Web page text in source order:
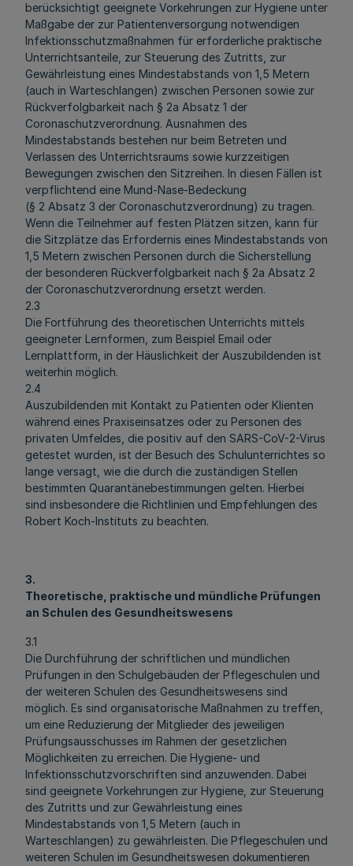
berücksichtigt geeignete Vorkehrungen zur Hygiene unter
Maßgabe der zur Patientenversorgung notwendigen
Infektionsschutzmaßnahmen für erforderliche praktische
Unterrichtsanteile, zur Steuerung des Zutritts, zur
Gewährleistung eines Mindestabstands von 1,5 Metern
(auch in Warteschlangen) zwischen Personen sowie zur
Rückverfolgbarkeit nach § 2a Absatz 1 der
Coronaschutzverordnung. Ausnahmen des
Mindestabstands bestehen nur beim Betreten und
Verlassen des Unterrichtsraums sowie kurzzeitigen
Bewegungen zwischen den Sitzreihen. In diesen Fällen ist
verpflichtend eine Mund-Nase-Bedeckung
(§ 2 Absatz 3 der Coronaschutzverordnung) zu tragen.
Wenn die Teilnehmer auf festen Plätzen sitzen, kann für
die Sitzplätze das Erfordernis eines Mindestabstands von
1,5 Metern zwischen Personen durch die Sicherstellung
der besonderen Rückverfolgbarkeit nach § 2a Absatz 2
der Coronaschutzverordnung ersetzt werden.
2.3
Die Fortführung des theoretischen Unterrichts mittels
geeigneter Lernformen, zum Beispiel Email oder
Lernplattform, in der Häuslichkeit der Auszubildenden ist
weiterhin möglich.
2.4
Auszubildenden mit Kontakt zu Patienten oder Klienten
während eines Praxiseinsatzes oder zu Personen des
privaten Umfeldes, die positiv auf den SARS-CoV-2-Virus
getestet wurden, ist der Besuch des Schulunterrichtes so
lange versagt, wie die durch die zuständigen Stellen
bestimmten Quarantänebestimmungen gelten. Hierbei
sind insbesondere die Richtlinien und Empfehlungen des
Robert Koch-Instituts zu beachten.
3.
Theoretische, praktische und mündliche Prüfungen
an Schulen des Gesundheitswesens
3.1
Die Durchführung der schriftlichen und mündlichen
Prüfungen in den Schulgebäuden der Pflegeschulen und
der weiteren Schulen des Gesundheitswesens sind
möglich. Es sind organisatorische Maßnahmen zu treffen,
um eine Reduzierung der Mitglieder des jeweiligen
Prüfungsausschusses im Rahmen der gesetzlichen
Möglichkeiten zu erreichen. Die Hygiene- und
Infektionsschutzvorschriften sind anzuwenden. Dabei
sind geeignete Vorkehrungen zur Hygiene, zur Steuerung
des Zutritts und zur Gewährleistung eines
Mindestabstands von 1,5 Metern (auch in
Warteschlangen) zu gewährleisten. Die Pflegeschulen und
weiteren Schulen im Gesundheitswesen dokumentieren